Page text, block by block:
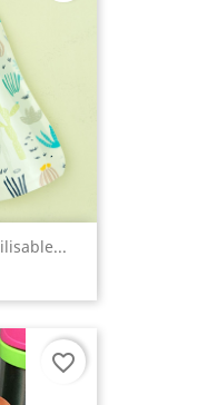
favorite_border